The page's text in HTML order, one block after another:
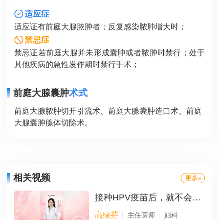
适应症
适应证有前庭大腺脓肿者；反复感染脓肿增大时；
禁忌症
禁忌证若前庭大腺并未形成囊肿或者脓肿时禁行；处于
其他疾病的急性发作期时禁行手术；
前庭大腺囊肿术式
前庭大腺脓肿切开引流术、前庭大腺囊肿造口术、前庭
大腺囊肿腺体切除术。
相关视频 更多»
接种HPV疫苗后，就不会得宫颈癌了吗？
高绿芬 主任医师
妇科